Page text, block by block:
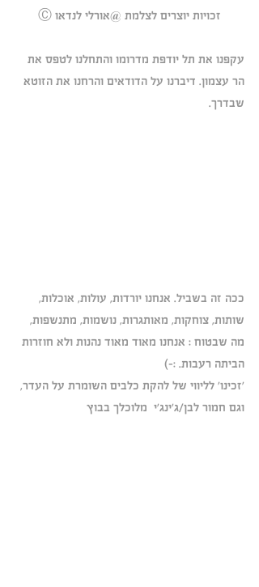
Ⓒ זכויות יוצרים לצלמת @אורלי לנדאו
עקפנו את תל יודפת מדרומו והתחלנו לטפס את
הר עצמון. דיברנו על הדודאים והרחנו את הזוטא
שבדרך.
ככה זה בשביל. אנחנו יורדות, עולות, אוכלות,
שותות, צוחקות, מאותגרות, נושמות, מתנשפות,
מה שבטוח : אנחנו מאוד מאוד נהנות ולא חוזרות
הביתה רעבות. :-)
'זכינו' לליווי של להקת כלבים השומרת על העדר,
וגם חמור לבן/ג'ינג'י  מלוכלך בבוץ